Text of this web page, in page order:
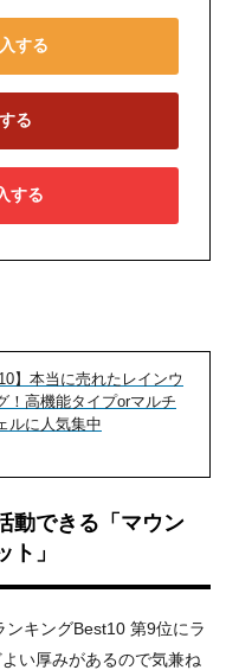
する
る
する
】本当に売れたレインウ
！高機能タイプorマルチ
ルに人気集中
動できる「マウン
」
キングBest10 第9位にラ
い厚みがあるので気兼ね